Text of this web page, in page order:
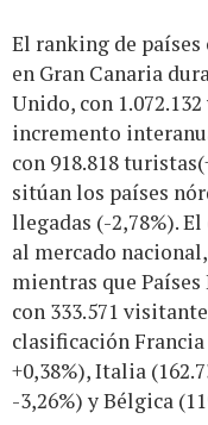
El ranking de
en Gran Canaria
Unido, con
incremento
con 918.818
sitúan los países
llegadas (-2,78%).
al mercado
mientras que
con 333.571
clasificación
+0,38%), Italia
-3,26%) y Bélgica